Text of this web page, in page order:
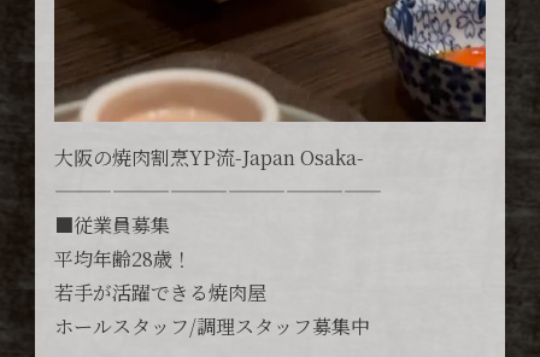
大阪の焼肉割烹YP流-Japan Osaka-
—————————————————
■従業員募集
平均年齢28歳！
若手が活躍できる焼肉屋
ホールスタッフ/調理スタッフ募集中